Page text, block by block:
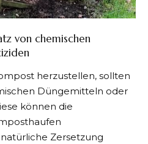
von chemischen
herzustellen, sollten
Düngemitteln oder
können die
Zersetzung